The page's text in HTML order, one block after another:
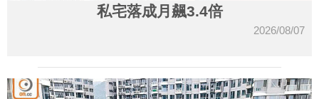
私宅落成月飆3.4倍
2026/08/07